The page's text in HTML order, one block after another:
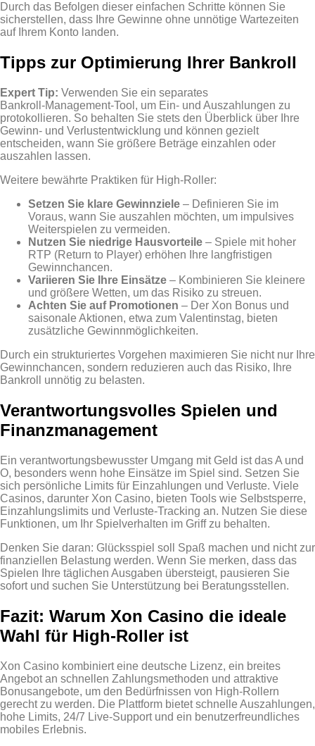
Durch das Befolgen dieser einfachen Schritte können Sie
sicherstellen, dass Ihre Gewinne ohne unnötige Wartezeiten
auf Ihrem Konto landen.
Tipps zur Optimierung Ihrer Bankroll
Expert Tip: Verwenden Sie ein separates
Bankroll‑Management‑Tool, um Ein‑ und Auszahlungen zu
protokollieren. So behalten Sie stets den Überblick über Ihre
Gewinn‑ und Verlustentwicklung und können gezielt
entscheiden, wann Sie größere Beträge einzahlen oder
auszahlen lassen.
Weitere bewährte Praktiken für High‑Roller:
Setzen Sie klare Gewinnziele – Definieren Sie im
Voraus, wann Sie auszahlen möchten, um impulsives
Weiter­spielen zu vermeiden.
Nutzen Sie niedrige Hausvorteile – Spiele mit hoher
RTP (Return to Player) erhöhen Ihre langfristigen
Gewinnchancen.
Variieren Sie Ihre Einsätze – Kombinieren Sie kleinere
und größere Wetten, um das Risiko zu streuen.
Achten Sie auf Promotionen – Der Xon Bonus und
saisonale Aktionen, etwa zum Valentinstag, bieten
zusätzliche Gewinnmöglichkeiten.
Durch ein strukturiertes Vorgehen maximieren Sie nicht nur Ihre
Gewinnchancen, sondern reduzieren auch das Risiko, Ihre
Bankroll unnötig zu belasten.
Verantwortungsvolles Spielen und
Finanzmanagement
Ein verantwortungsbewusster Umgang mit Geld ist das A und
O, besonders wenn hohe Einsätze im Spiel sind. Setzen Sie
sich persönliche Limits für Einzahlungen und Verluste. Viele
Casinos, darunter Xon Casino, bieten Tools wie Selbstsperre,
Einzahlungslimits und Verluste‑Tracking an. Nutzen Sie diese
Funktionen, um Ihr Spielverhalten im Griff zu behalten.
Denken Sie daran: Glücksspiel soll Spaß machen und nicht zur
finanziellen Belastung werden. Wenn Sie merken, dass das
Spielen Ihre täglichen Ausgaben übersteigt, pausieren Sie
sofort und suchen Sie Unterstützung bei Beratungsstellen.
Fazit: Warum Xon Casino die ideale
Wahl für High‑Roller ist
Xon Casino kombiniert eine deutsche Lizenz, ein breites
Angebot an schnellen Zahlungsmethoden und attraktive
Bonusangebote, um den Bedürfnissen von High‑Rollern
gerecht zu werden. Die Plattform bietet schnelle Auszahlungen,
hohe Limits, 24/7 Live‑Support und ein benutzerfreundliches
mobiles Erlebnis.